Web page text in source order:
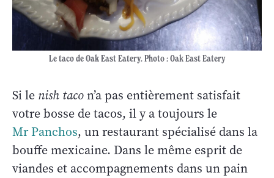
Letaco de Oak East Eatery. Photo : Oak East Eatery
Si le nish tacon’a pas entièrement satisfait
votre bosse de tacos, il y a toujours le
Mr Panchos, un restaurant spécialisé dans la
bouffe mexicaine. Dans le même esprit de
viandes et accompagnements dans un pain